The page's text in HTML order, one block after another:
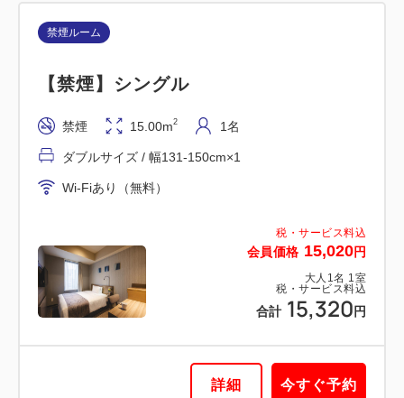
大人1 名1室
税・サービス料込
14,800 円
【喫煙】ダブルルーム
喫煙 15.00m2
ダブルサイズ / 幅131-150cm×1
詳細 今すぐ予約
税・サービス料込
会員価格 15,020円
大人 1 名 1 室
税・サービス料込
合計 15,320 円
禁煙ルーム
【禁煙】シングル
禁煙 15.00m2 1名
ダブルサイズ / 幅131-150cm×1
Wi-Fiあり（無料）
詳細 今すぐ予約